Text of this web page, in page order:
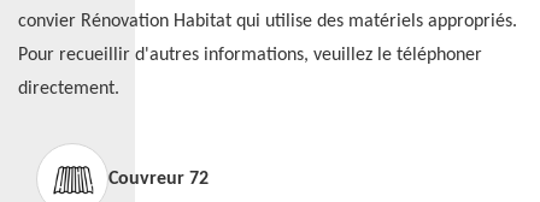
convier Rénovation Habitat qui utilise des matériels appropriés.
Pour recueillir d'autres informations, veuillez le téléphoner
directement.
Couvreur 72